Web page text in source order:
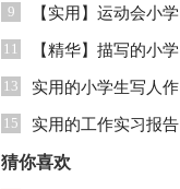
文600字十篇
9 【实用】运动会小学
生作文300字3篇
11 【精华】描写的小学
生作文300字九篇
13 实用的小学生写人作
文300字集锦8篇
15 实用的工作实习报告
模板合集七篇
猜你喜欢